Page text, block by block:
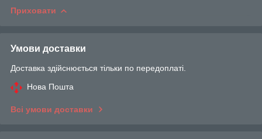
Приховати
Умови доставки
Доставка здійснюється тільки по передоплаті.
Нова Пошта
Всі умови доставки